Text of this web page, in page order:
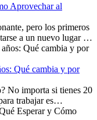
Aprovechar al
pero los primeros
a un nuevo lugar de
la cultura local y lidiar
para expatriados te
meses en el
como crecimiento
Qué cambia y por
No importa si tienes 20
trabajar es
se preguntan si